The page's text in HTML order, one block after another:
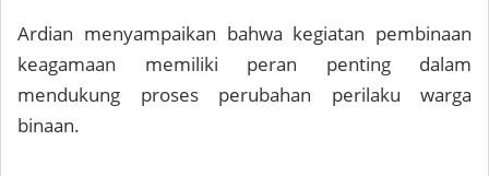
Ardian menyampaikan bahwa kegiatan pembinaan
keagamaan memiliki peran penting dalam
mendukung proses perubahan perilaku warga
binaan.